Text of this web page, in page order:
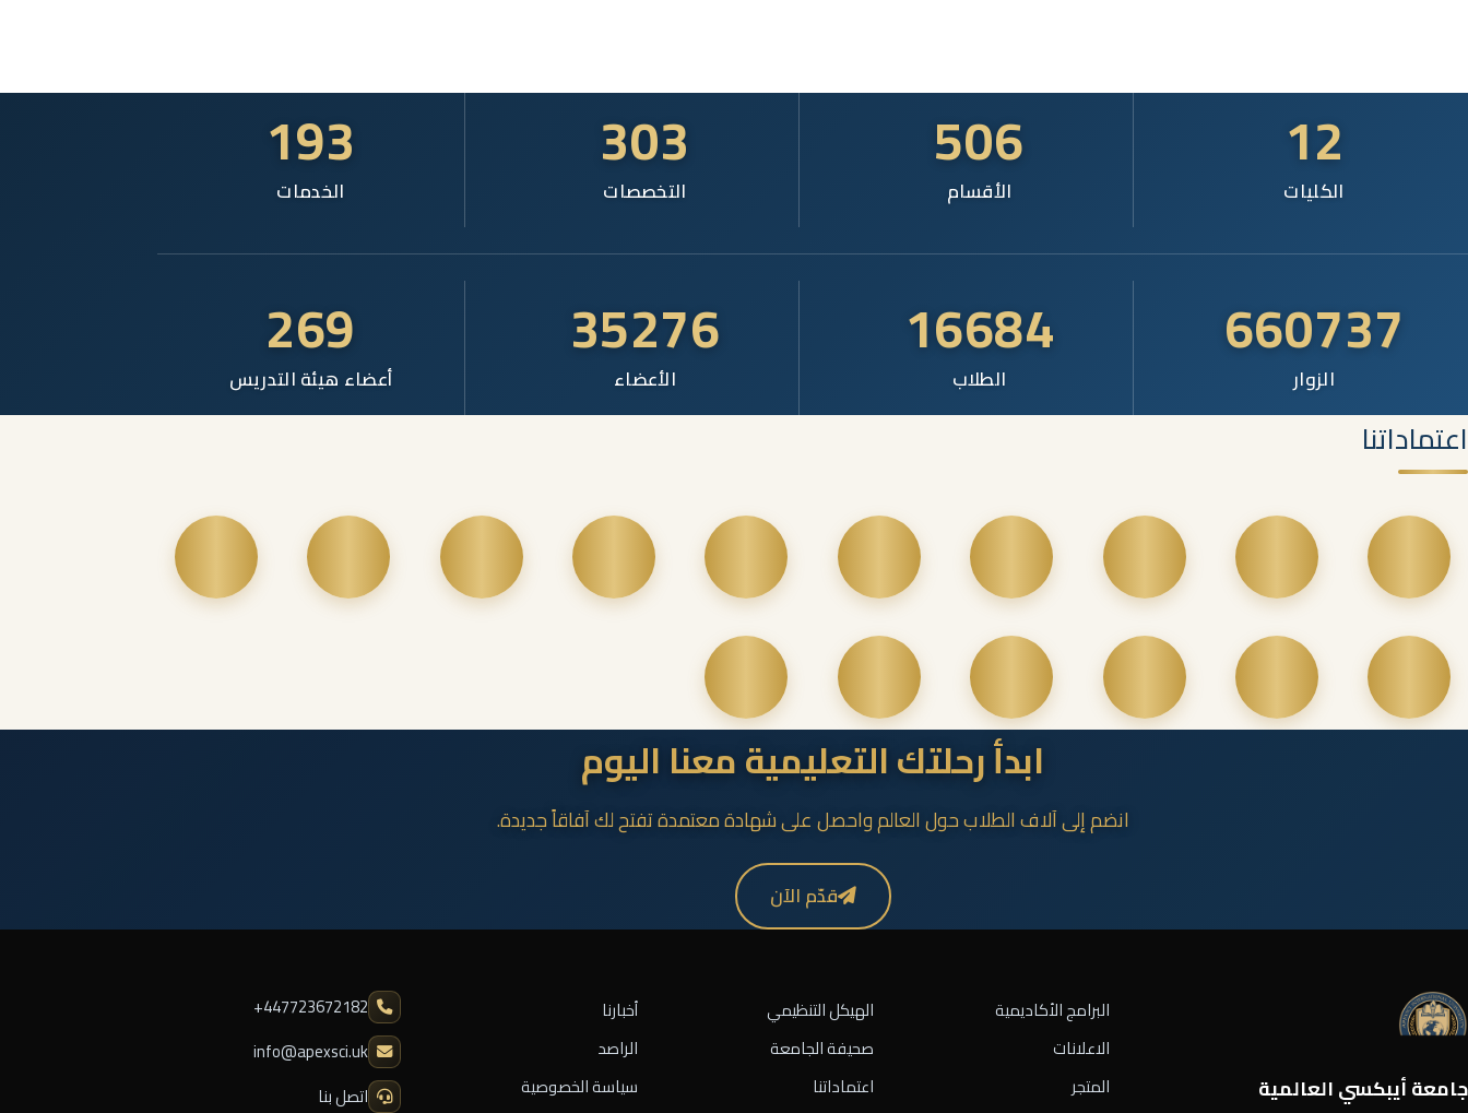
12
الكليات
506
الأقسام
303
التخصصات
193
الخدمات
660737
الزوار
16684
الطلاب
35276
الأعضاء
269
أعضاء هيئة التدريس
اعتماداتنا
ابدأ رحلتك التعليمية معنا اليوم
انضم إلى آلاف الطلاب حول العالم واحصل على شهادة معتمدة تفتح لك آفاقاً جديدة.
قدّم الآن
جامعة أيبكسي العالمية
البرامج الأكاديمية
الاعلانات
المتجر
الهيكل التنظيمي
صحيفة الجامعة
اعتماداتنا
أخبارنا
الراصد
سياسة الخصوصية
⁦+447723672182⁩
info@apexsci.uk
اتصل بنا